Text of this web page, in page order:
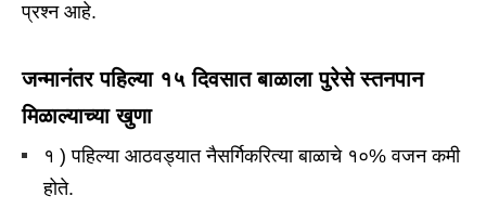
प्रश्न आहे.
जन्मानंतर पहिल्या १५ दिवसात बाळाला पुरेसे स्तनपान
मिळाल्याच्या खुणा
१ ) पहिल्या आठवड्यात नैसर्गिकरित्या बाळाचे १०% वजन कमी
होते.